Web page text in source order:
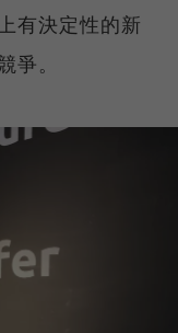
有決定性的新
爭。